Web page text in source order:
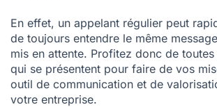
En effet, un appelant régulier peut
de toujours entendre le même
mis en attente. Profitez donc de
qui se présentent pour faire de vos
outil de communication et de
votre entreprise.